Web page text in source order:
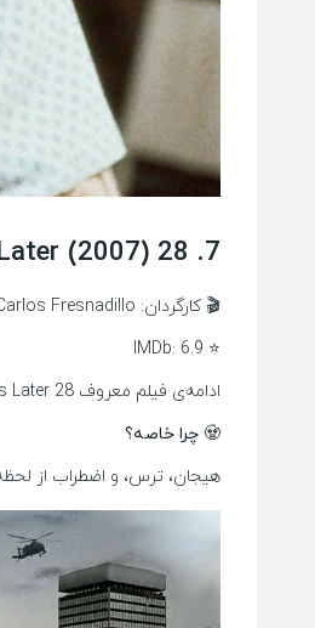
7. 28 Weeks Later (2007)
🎬 کارگردان: Juan Carlos Fresnadillo
⭐ IMDb: 6.9
ادامه‌ی فیلم معروف 28 Days Later. لندن بعد از شیوع ویروسی که مردم رو به زامبی تبدیل کرده، در حال بازسازیه. اما خب… انگار هنوز ویروس کامل از بین نرفته!
🧟 چرا خاصه؟
هیجان، ترس، و اضطراب از